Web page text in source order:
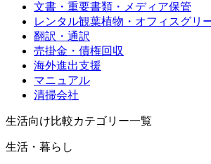
文書・重要書類・メディア保管
レンタル観葉植物・オフィスグリ
翻訳・通訳
売掛金・債権回収
海外進出支援
マニュアル
清掃会社
生活向け比較カテゴリー一覧
生活・暮らし